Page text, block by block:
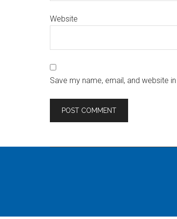
Website
Save my name, email, and website